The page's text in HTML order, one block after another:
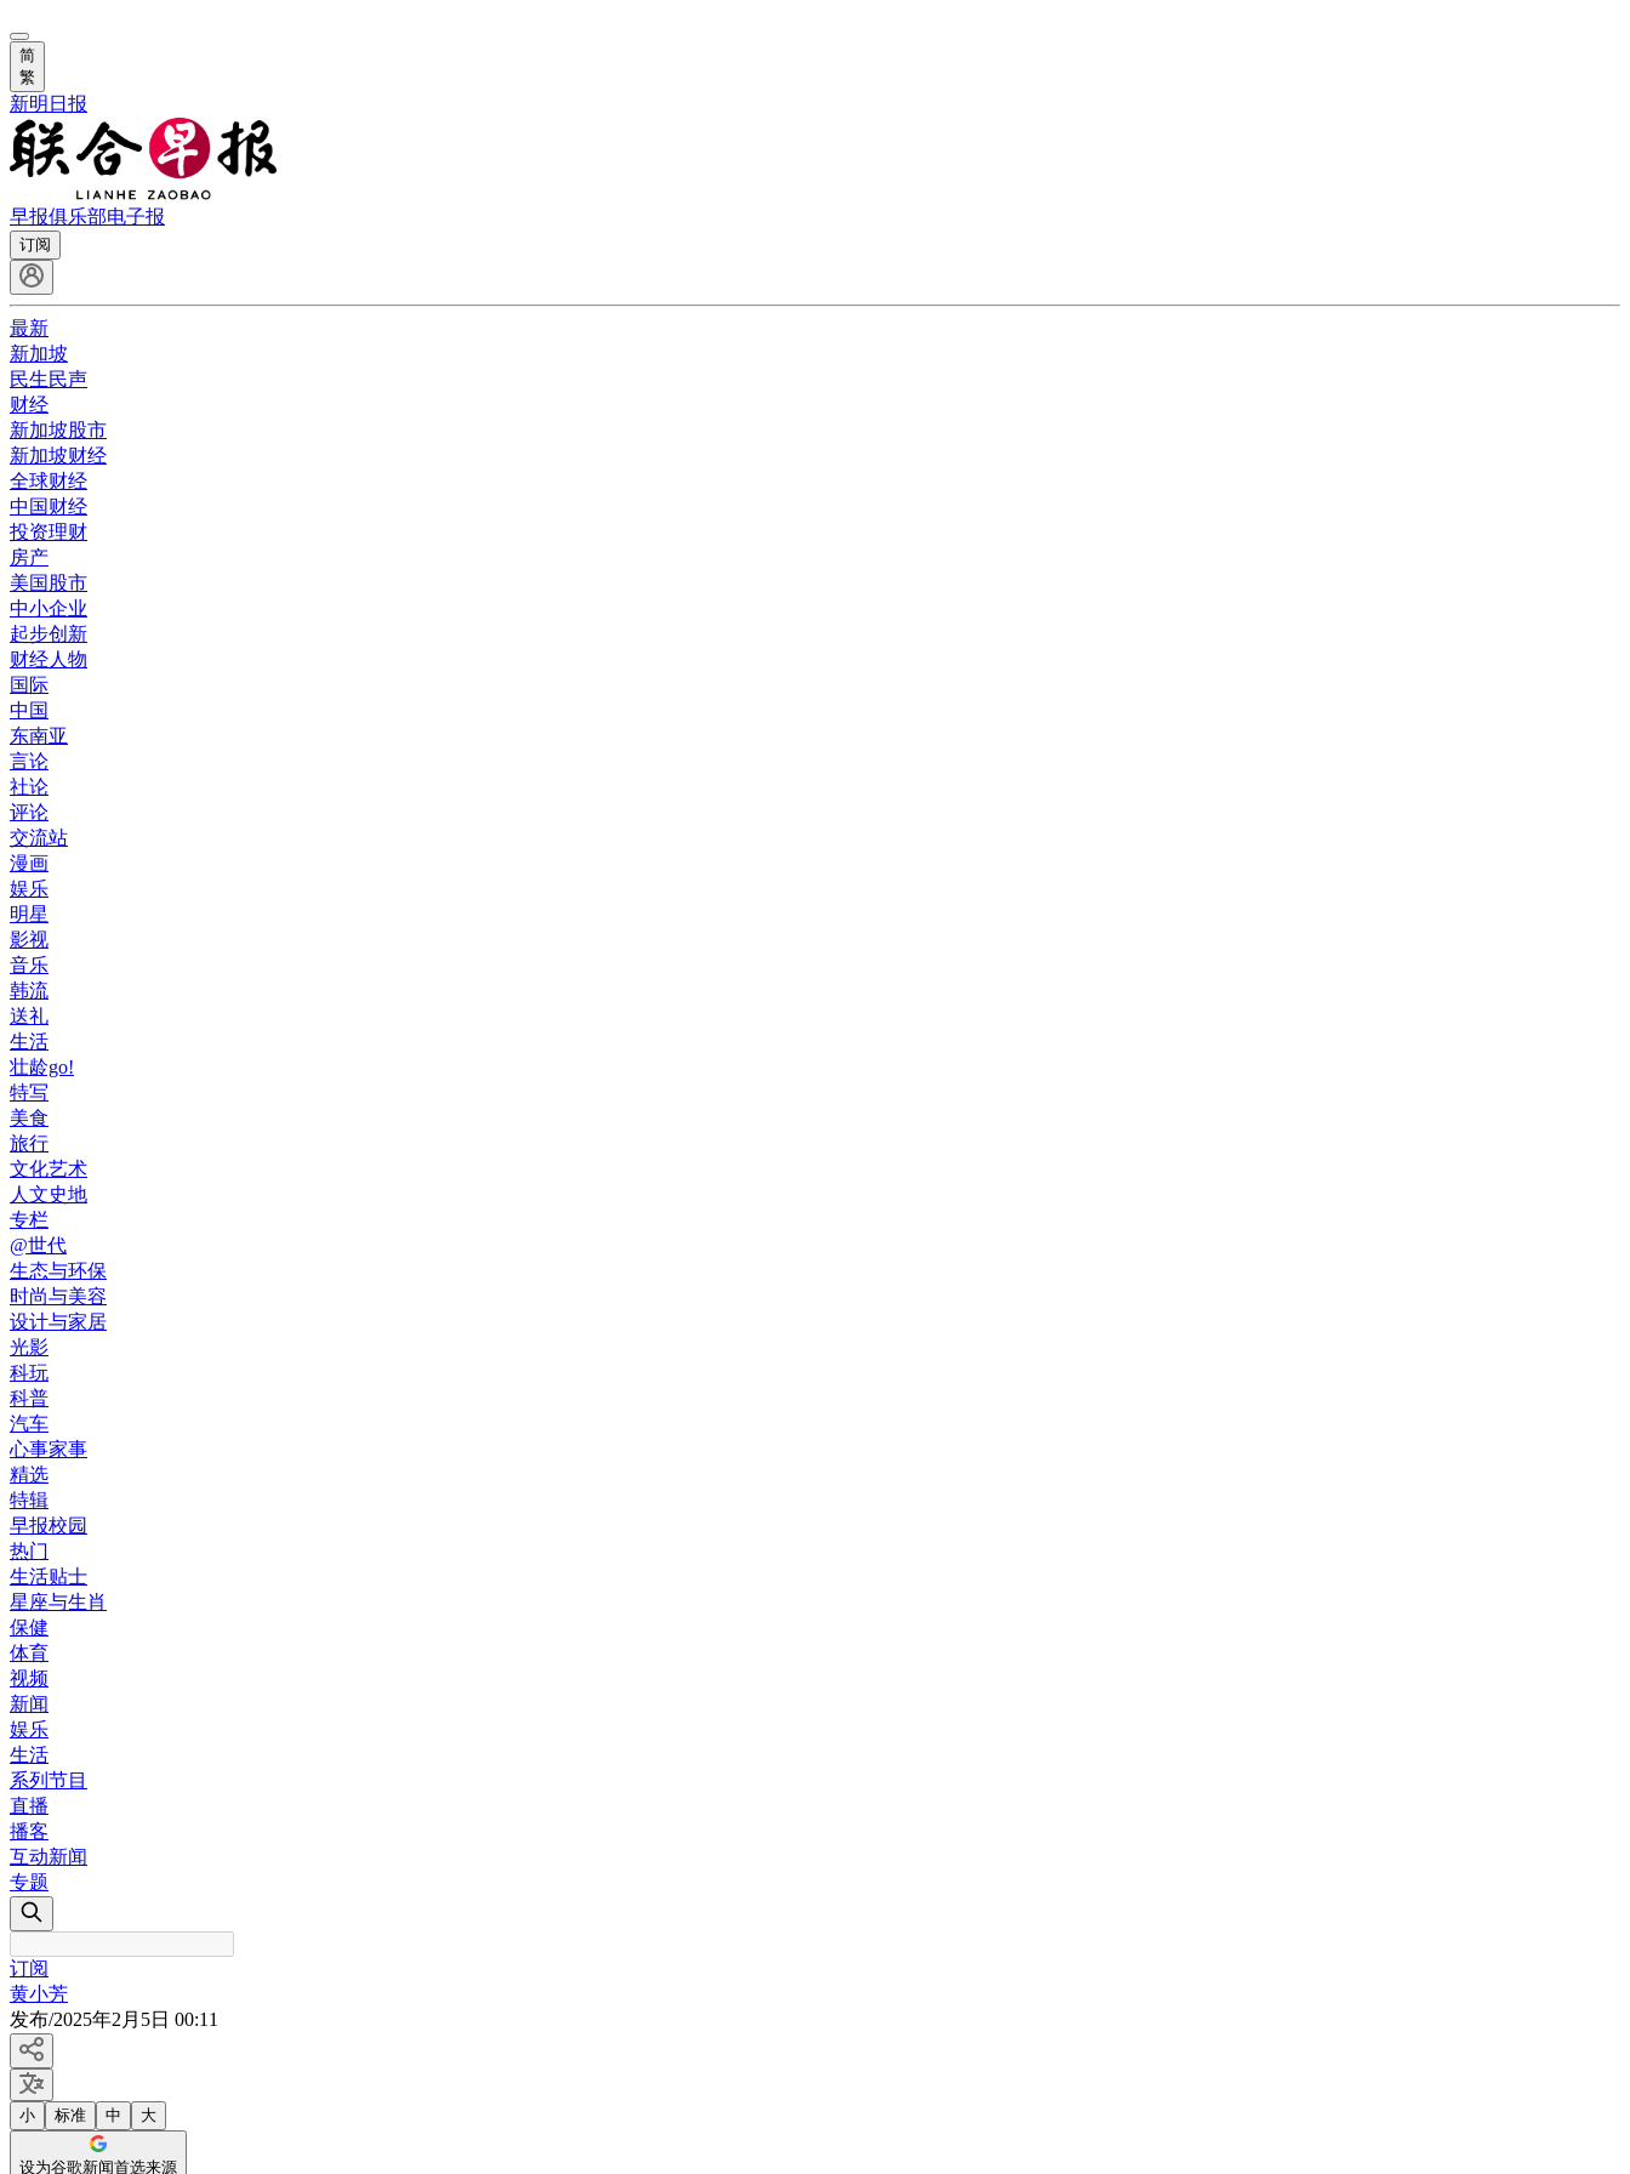
简
繁
新明日报
早报俱乐部电子报
订阅
最新
新加坡
民生民声
财经
新加坡股市
新加坡财经
全球财经
中国财经
投资理财
房产
美国股市
中小企业
起步创新
财经人物
国际
中国
东南亚
言论
社论
评论
交流站
漫画
娱乐
明星
影视
音乐
韩流
送礼
生活
壮龄go!
特写
美食
旅行
文化艺术
人文史地
专栏
@世代
生态与环保
时尚与美容
设计与家居
光影
科玩
科普
汽车
心事家事
精选
特辑
早报校园
热门
生活贴士
星座与生肖
保健
体育
视频
新闻
娱乐
生活
系列节目
直播
播客
互动新闻
专题
订阅
黄小芳
发布/2025年2月5日 00:11
小 标准 中 大
设为谷歌新闻首选来源